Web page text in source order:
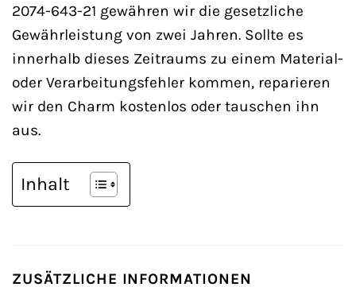
2074-643-21 gewähren wir die gesetzliche
Gewährleistung von zwei Jahren. Sollte es
innerhalb dieses Zeitraums zu einem Material-
oder Verarbeitungsfehler kommen, reparieren
wir den Charm kostenlos oder tauschen ihn
aus.
Inhalt
ZUSÄTZLICHE INFORMATIONEN